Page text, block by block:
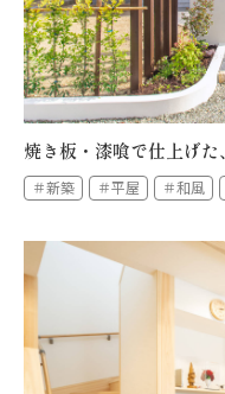
焼き板・漆喰で仕上げ
＃新築 ＃平屋 ＃和風